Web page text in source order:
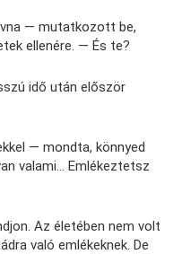
— mutatkozott be,
ellenére. — És te?
idő után először
— mondta, könnyed
valami… Emlékeztetsz
Az életében nem volt
való emlékeknek. De